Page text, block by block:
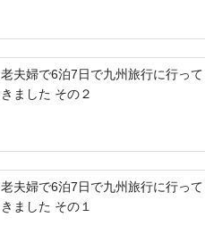
老夫婦で6泊7日で九州旅行に行って
きました その２
老夫婦で6泊7日で九州旅行に行って
きました その１